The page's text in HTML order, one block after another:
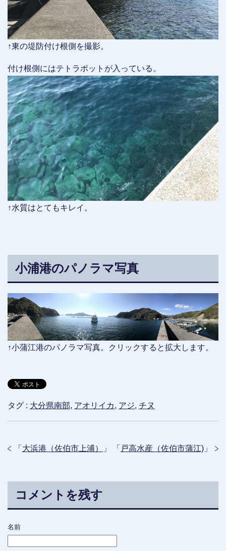
↑東の堤防付け根側を撮影。
付け根側にはテトラポットが入っている。
↑水質はとてもキレイ。
小浦港のパノラマ写真
↑小蒲江港のパノラマ写真。クリックすると拡大します。
タグ : 大分県南部, アオリイカ, アジ, チヌ
「 戸高水産（佐伯市蒲江) 」
「 大浜港（佐伯市上浦） 」
コメントを残す
名前